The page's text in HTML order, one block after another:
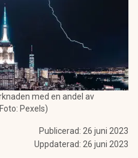
med en andel av
Pexels)
Publicerad: 26 juni 2023
Uppdaterad: 26 juni 2023